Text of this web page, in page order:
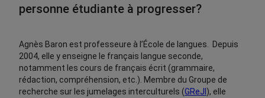
personne étudiante à progresser?
Agnès Baron est professeure à l’École de langues. Depuis
2004, elle y enseigne le français langue seconde,
notamment les cours de français écrit (grammaire,
rédaction, compréhension, etc.). Membre du Groupe de
recherche sur les jumelages interculturels (GReJI ), elle